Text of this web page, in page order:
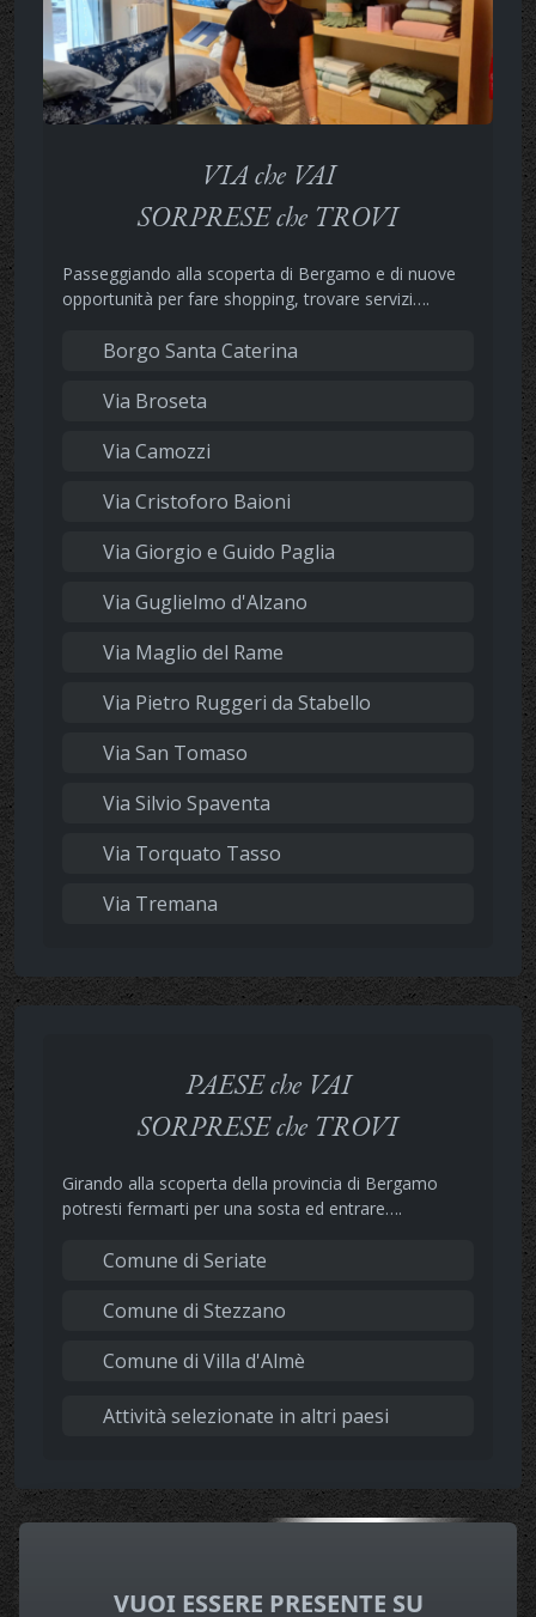
VIA che VAI
SORPRESE che TROVI
Passeggiando alla scoperta di Bergamo e di nuove
opportunità per fare shopping, trovare servizi….
Borgo Santa Caterina
Via Broseta
Via Camozzi
Via Cristoforo Baioni
Via Giorgio e Guido Paglia
Via Guglielmo d'Alzano
Via Maglio del Rame
Via Pietro Ruggeri da Stabello
Via San Tomaso
Via Silvio Spaventa
Via Torquato Tasso
Via Tremana
PAESE che VAI
SORPRESE che TROVI
Girando alla scoperta della provincia di Bergamo
potresti fermarti per una sosta ed entrare….
Comune di Seriate
Comune di Stezzano
Comune di Villa d'Almè
Attività selezionate in altri paesi
VUOI ESSERE PRESENTE SU